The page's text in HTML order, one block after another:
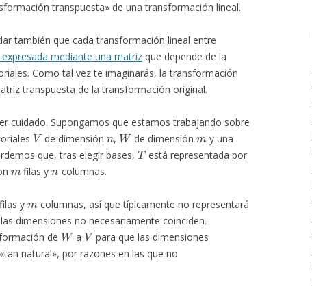
transpuesta» de una transformación lineal.
también que cada transformación lineal entre
mediante una matriz que depende de la
Como tal vez te imaginarás, la transformación
transpuesta de la transformación original.
cuidado. Supongamos que estamos trabajando sobre
V
de dimensión
n
,
W
de dimensión
m
y una
que, tras elegir bases,
T
está representada por
m
filas y
n
columnas.
filas y
columnas, así que típicamente no representará
dimensiones no necesariamente coinciden.
de
W
a
V
para que las dimensiones
natural», por razones en las que no